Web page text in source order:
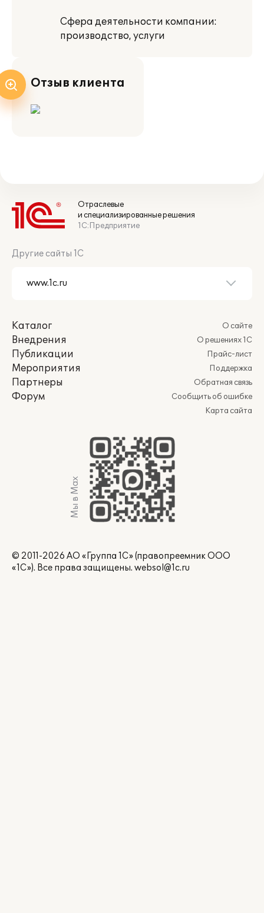
Сфера деятельности компании:
производство, услуги
Отзыв клиента
Отраслевые
и специализированные решения
1С:Предприятие
Другие сайты 1С
Каталог
Внедрения
Публикации
Мероприятия
Партнеры
Форум
О сайте
О решениях 1С
Прайс-лист
Поддержка
Обратная связь
Сообщить об ошибке
Карта сайта
Мы в Max
© 2011-2026 АО «Группа 1С» (правопреемник ООО
«1С»). Все права защищены. websol@1c.ru